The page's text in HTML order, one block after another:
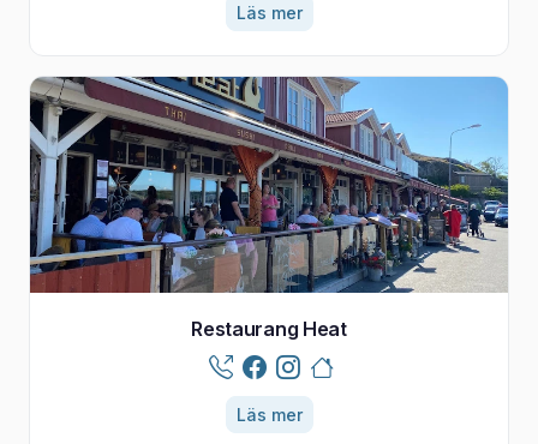
Läs mer
Restaurang Heat
Läs mer